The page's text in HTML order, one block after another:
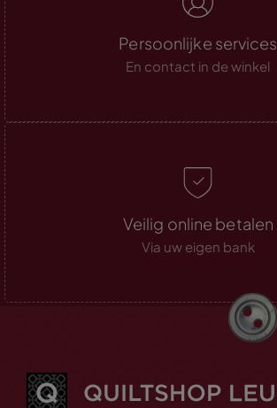
Persoonlijke services
En contact in de winkel
Veilig online betalen
Via uw eigen bank